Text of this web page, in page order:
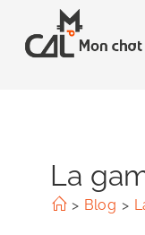
content
La
> Blog >